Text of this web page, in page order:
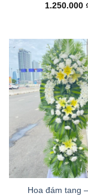
1.250.000
Hoa đám tang